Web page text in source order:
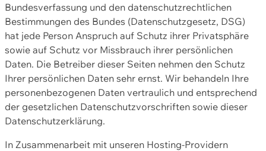
Bundesverfassung und den datenschutzrechtlichen
Bestimmungen des Bundes (Datenschutzgesetz, DSG)
hat jede Person Anspruch auf Schutz ihrer Privatsphäre
sowie auf Schutz vor Missbrauch ihrer persönlichen
Daten. Die Betreiber dieser Seiten nehmen den Schutz
Ihrer persönlichen Daten sehr ernst. Wir behandeln Ihre
personenbezogenen Daten vertraulich und entsprechend
der gesetzlichen Datenschutzvorschriften sowie dieser
Datenschutzerklärung.
In Zusammenarbeit mit unseren Hosting-Providern